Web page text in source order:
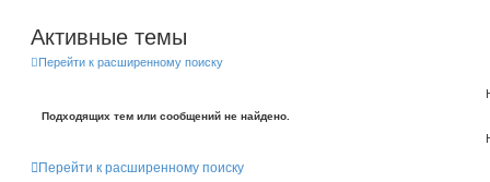
Активные темы
Перейти к расширенному поиску
Подходящих тем или сообщений не найдено.
Перейти к расширенному поиску